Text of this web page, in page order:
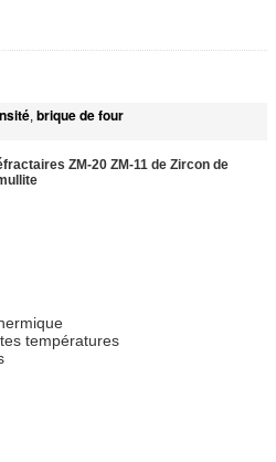
, brique de four
ZM-20 ZM-11 de Zircon de
températures